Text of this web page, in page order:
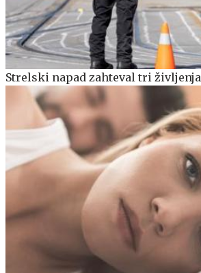
Strelski napad zahteval tri življenja